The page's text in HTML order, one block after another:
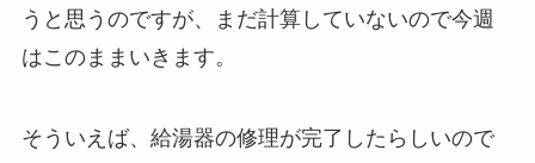
うと思うのですが、まだ計算していないので今週
はこのままいきます。
そういえば、給湯器の修理が完了したらしいので